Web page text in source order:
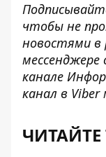
чтобы не
новостями в
мессенджере
канале
канал в
ЧИТАЙТЕ